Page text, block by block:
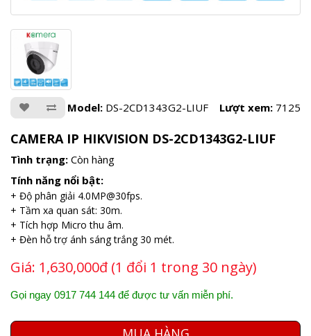
Model: DS-2CD1343G2-LIUF Lượt xem: 7125
CAMERA IP HIKVISION DS-2CD1343G2-LIUF
Tình trạng: Còn hàng
Tính năng nổi bật:
+ Độ phân giải 4.0MP@30fps.
+ Tầm xa quan sát: 30m.
+ Tích hợp Micro thu âm.
+ Đèn hỗ trợ ánh sáng trắng 30 mét.
Giá: 1,630,000đ (1 đổi 1 trong 30 ngày)
Gọi ngay 0917 744 144 để được tư vấn miễn phí.